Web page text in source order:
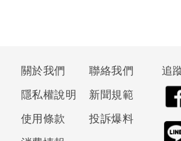
關於我們
聯絡我們
隱私權說明
新聞規範
使用條款
投訴爆料
追